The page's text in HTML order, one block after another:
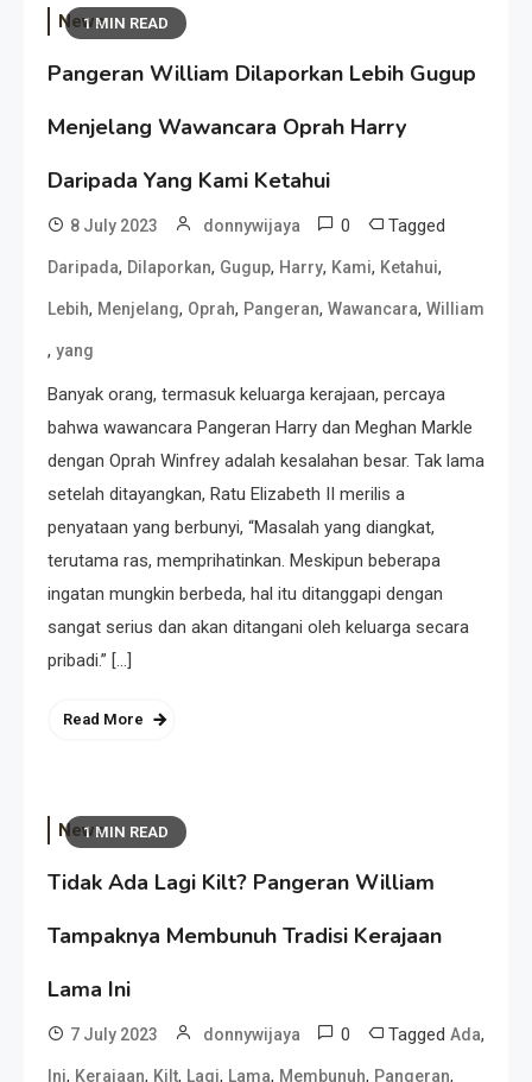
1 MIN READ
News
Pangeran William Dilaporkan Lebih Gugup
Menjelang Wawancara Oprah Harry
Daripada Yang Kami Ketahui
8 July 2023 donnywijaya 0 Tagged
Daripada, Dilaporkan, Gugup, Harry, Kami, Ketahui,
Lebih, Menjelang, Oprah, Pangeran, Wawancara, William
, yang
Banyak orang, termasuk keluarga kerajaan, percaya
bahwa wawancara Pangeran Harry dan Meghan Markle
dengan Oprah Winfrey adalah kesalahan besar. Tak lama
setelah ditayangkan, Ratu Elizabeth II merilis a
penyataan yang berbunyi, “Masalah yang diangkat,
terutama ras, memprihatinkan. Meskipun beberapa
ingatan mungkin berbeda, hal itu ditanggapi dengan
sangat serius dan akan ditangani oleh keluarga secara
pribadi.” […]
Read More
1 MIN READ
News
Tidak Ada Lagi Kilt? Pangeran William
Tampaknya Membunuh Tradisi Kerajaan
Lama Ini
7 July 2023 donnywijaya 0 Tagged Ada,
Ini, Kerajaan, Kilt, Lagi, Lama, Membunuh, Pangeran,